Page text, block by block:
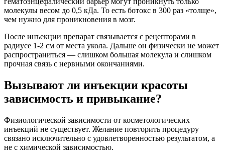
молекулы весом до 0,5 кДа. То есть ботокс в 300 раз «толще»,
чем нужно для проникновения в мозг.
После инъекции препарат связывается с рецепторами в
радиусе 1-2 см от места укола. Дальше он физически не может
распространиться — слишком большая молекула и слишком
прочная связь с нервными окончаниями.
Вызывают ли инъекции красоты
зависимость и привыкание?
Физиологической зависимости от косметологических
инъекций не существует. Желание повторить процедуру
связано исключительно с удовлетворенностью результатом, а
не с химической зависимостью.